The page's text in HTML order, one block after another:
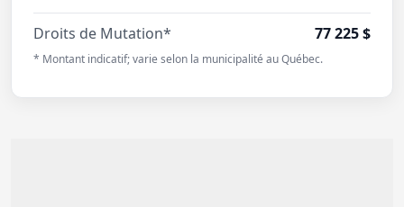
Droits de Mutation* 77 225 $
* Montant indicatif; varie selon la municipalité au Québec.